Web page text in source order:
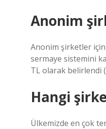
Anonim
Anonim şirketler için
sermaye sistemini
TL olarak belirlendi
Hangi
Ülkemizde en çok